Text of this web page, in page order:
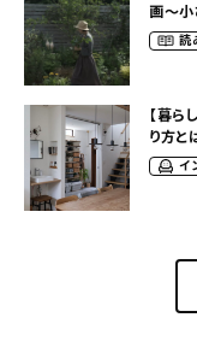
画〜
（
読
【暮
り方
イ